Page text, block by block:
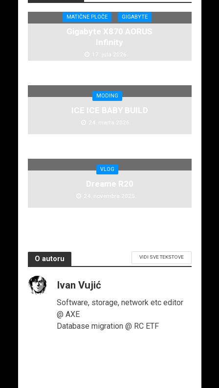
MATIČNE PLOČE GIGABYTE
Gigabyte X870 AORUS
Infinity
17. jula 2026.
MODING
ICE ICE BABY BUILD
24. marta 2026.
VLOG
Dreame R20
24. novembra 2025.
O autoru VIDI SVE TEKSTOVE
Ivan Vujić
Software, storage, network etc editor
@ AXE
Database migration @ RC ETF